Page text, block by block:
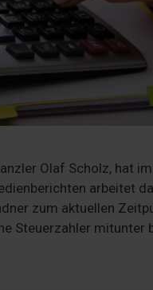
Olaf Scholz, hat
arbeitet
zum aktuellen
Steuerzahler mitunter